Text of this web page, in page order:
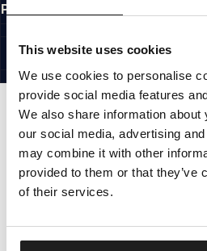
This website uses cookies
We use cookies to personalise
provide social media features
We also share information
our social media, advertising
may combine it with other
provided to them or that they’ve
of their services.
PRZYDATNE LINKI
©1997 - 2026 PITBULL SP. Z O.O.
SITE
IDŹ DO